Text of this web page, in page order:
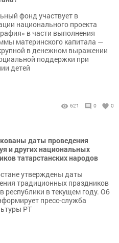
фонд участвует в
национального проекта
в части выполнения
материнского капитала —
в денежном выражении
поддержки при
детей
621 0 0
даты проведения
и других национальных
татарстанских народов
утверждены даты
традиционных праздников
республики в текущем году. Об
пресс-служба
РТ